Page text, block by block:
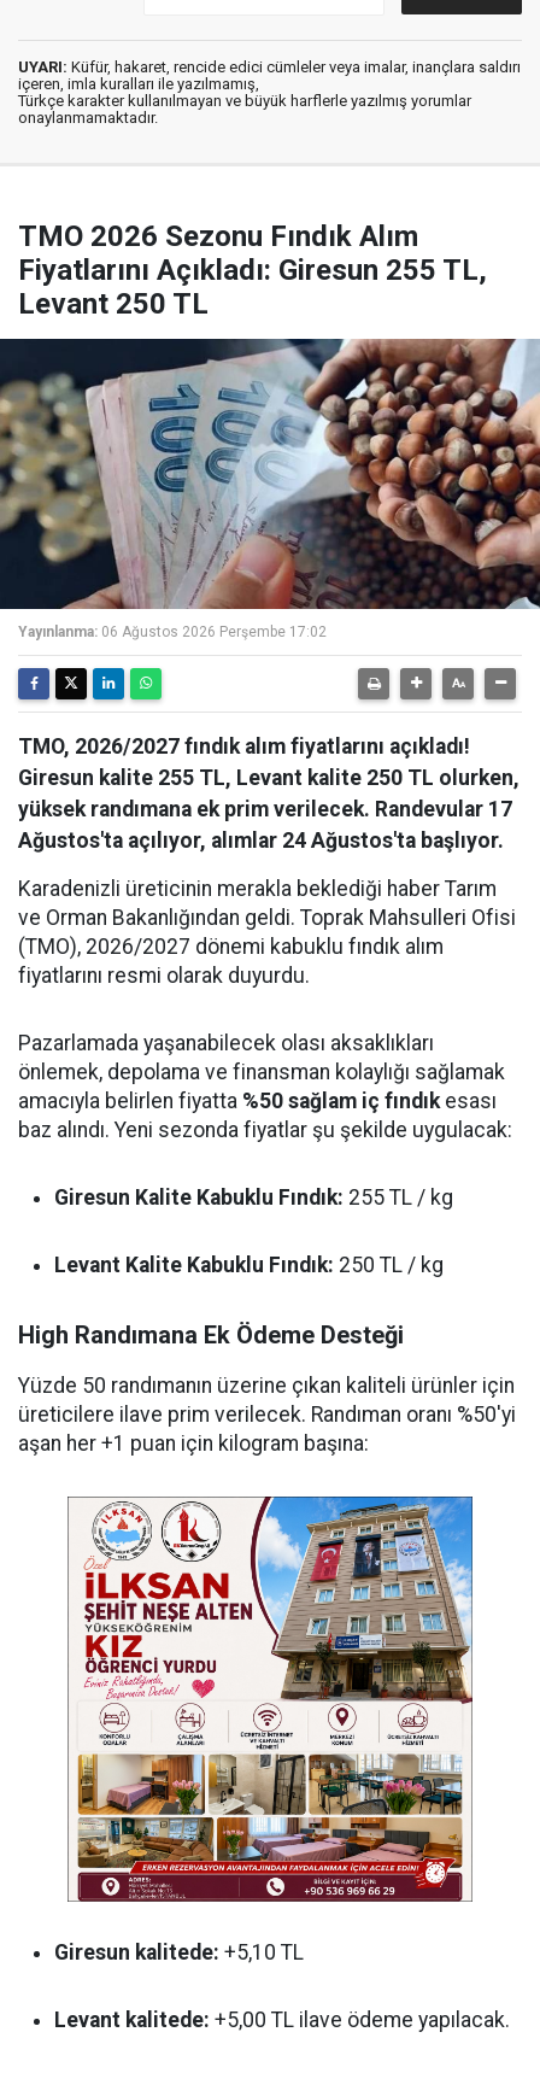
UYARI: Küfür, hakaret, rencide edici cümleler veya imalar, inançlara saldırı
içeren, imla kuralları ile yazılmamış,
Türkçe karakter kullanılmayan ve büyük harflerle yazılmış yorumlar
onaylanmamaktadır.
TMO 2026 Sezonu Fındık Alım
Fiyatlarını Açıkladı: Giresun 255 TL,
Levant 250 TL
Yayınlanma: 06 Ağustos 2026 Perşembe 17:02
TMO, 2026/2027 fındık alım fiyatlarını açıkladı!
Giresun kalite 255 TL, Levant kalite 250 TL olurken,
yüksek randımana ek prim verilecek. Randevular 17
Ağustos'ta açılıyor, alımlar 24 Ağustos'ta başlıyor.
Karadenizli üreticinin merakla beklediği haber Tarım
ve Orman Bakanlığından geldi. Toprak Mahsulleri Ofisi
(TMO), 2026/2027 dönemi kabuklu fındık alım
fiyatlarını resmi olarak duyurdu.
Pazarlamada yaşanabilecek olası aksaklıkları
önlemek, depolama ve finansman kolaylığı sağlamak
amacıyla belirlen fiyatta %50 sağlam iç fındık esası
baz alındı. Yeni sezonda fiyatlar şu şekilde uygulacak:
Giresun Kalite Kabuklu Fındık: 255 TL / kg
Levant Kalite Kabuklu Fındık: 250 TL / kg
High Randımana Ek Ödeme Desteği
Yüzde 50 randımanın üzerine çıkan kaliteli ürünler için
üreticilere ilave prim verilecek. Randıman oranı %50'yi
aşan her +1 puan için kilogram başına:
Giresun kalitede: +5,10 TL
Levant kalitede: +5,00 TL ilave ödeme yapılacak.